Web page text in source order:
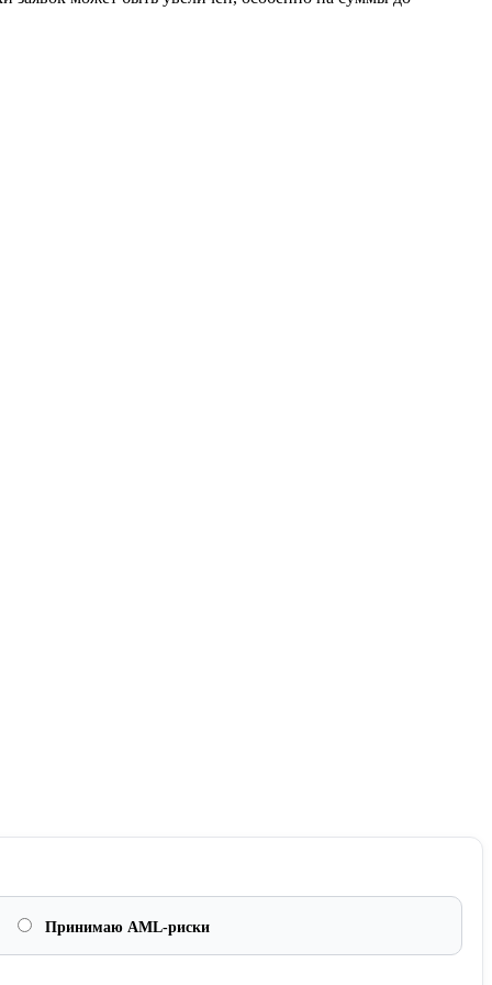
Принимаю AML-риски